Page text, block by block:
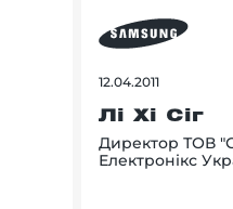
12.04.2011
Лі Хі Сіг
Директор ТОВ
Електронікс